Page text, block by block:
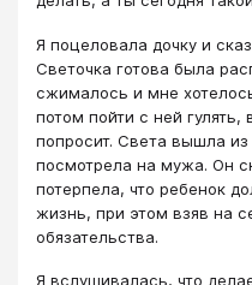
Я поцеловала дочку и
Светочка готова была
сжималось и мне
потом пойти с ней
попросит. Света вышла
посмотрела на мужа. Он
потерпела, что ребенок
жизнь, при этом взяв на
обязательства.
Я вслушивалась, что